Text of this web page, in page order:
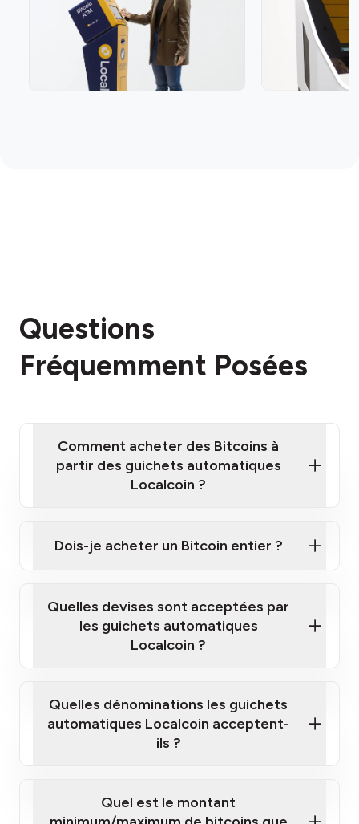
Questions
Fréquemment Posées
Comment acheter des Bitcoins à
partir des guichets automatiques
Localcoin ?
automatiques
guichet automatique Localcoin le plus
Dois-je acheter un Bitcoin entier ?
Quelles devises sont acceptées par
les guichets automatiques
Localcoin ?
Quelles dénominations les guichets
automatiques Localcoin acceptent-
ils ?
Quel est le montant